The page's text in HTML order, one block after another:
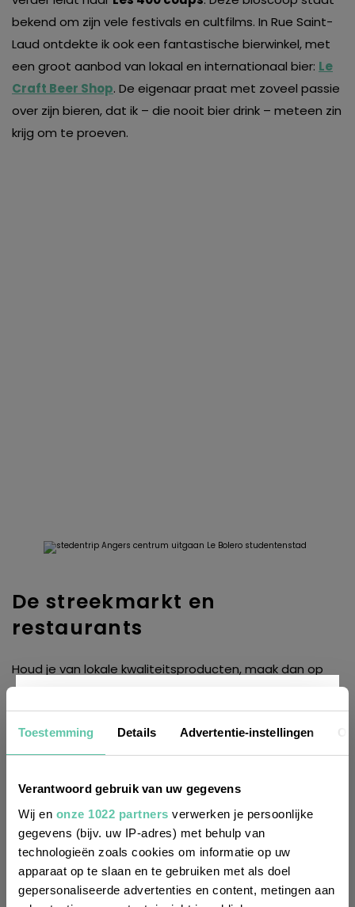
Toestemming Details Advertentie-instellingen
Verantwoord gebruik van uw gegevens
Wij en onze 1022 partners verwerken je persoonlijke
gegevens (bijv. uw IP-adres) met behulp van
technologieën zoals cookies om informatie op uw
apparaat op te slaan en te gebruiken met als doel
gepersonaliseerde advertenties en content, metingen aan
bekend om zijn vele festivals en cultfilms. In Rue Saint-
Laud ontdekte ik ook een fantastische bierwinkel, met
een groot aanbod van lokaal en internationaal bier: Le
Craft Beer Shop. De eigenaar praat met zoveel passie
over zijn bieren, dat ik – die nooit bier drink – meteen zin
krijg om te proeven.
De streekmarkt en
restaurants
Houd je van lokale kwaliteitsproducten, maak dan op
woensdag- of zaterdagochtend een rondje op de
marché Lafayette, in de buurt van het station! Ik
genoot er van de kleuren van de kramen, de
gesprekken, de versheid en het grote aanbod van
Nieuwsbrief
Wil je altijd als eerste op de hoogte zijn
van de laatste nieuwtjes, leuke adressen
en inspirerende tips voor Frankrijk? Meld
je dan aan voor onze 2-wekelijkse
nieuwsbrief. Zo gedaan!